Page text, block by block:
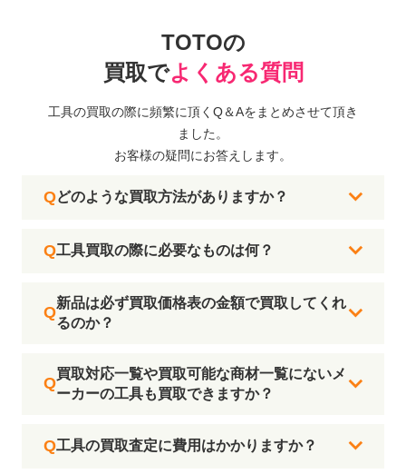
TOTOの
買取でよくある質問
工具の買取の際に頻繁に頂くQ＆Aをまとめさせて頂き
ました。
お客様の疑問にお答えします。
どのような買取方法がありますか？
工具買取の際に必要なものは何？
新品は必ず買取価格表の金額で買取してくれ
るのか？
買取対応一覧や買取可能な商材一覧にないメ
ーカーの工具も買取できますか？
工具の買取査定に費用はかかりますか？